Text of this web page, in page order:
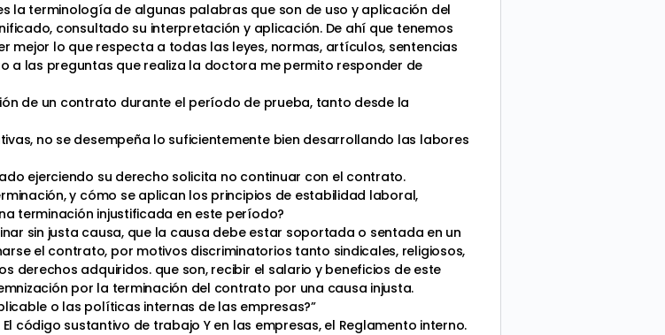
la terminología de algunas palabras que son de uso y aplicación del
consultado su interpretación y aplicación. De ahí que tenemos
lo que respecta a todas las leyes, normas, artículos, sentencias
a las preguntas que realiza la doctora me permito responder de
de un contrato durante el período de prueba, tanto desde la
no se desempeña lo suficientemente bien desarrollando las labores
ejerciendo su derecho solicita no continuar con el contrato.
y cómo se aplican los principios de estabilidad laboral,
terminación injustificada en este período?
sin justa causa, que la causa debe estar soportada o sentada en un
el contrato, por motivos discriminatorios tanto sindicales, religiosos,
derechos adquiridos. que son, recibir el salario y beneficios de este
por la terminación del contrato por una causa injusta.
o las políticas internas de las empresas?”
código sustantivo de trabajo Y en las empresas, el Reglamento interno.